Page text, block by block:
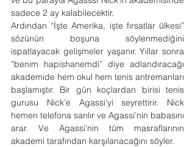
sadece 2 ay kalabilecektir.
Ardından “İşte Amerika, işte fırsatlar ülkesi”
sözünün boşuna söylenmediğini
ispatlayacak gelişmeler yaşanır. Yıllar sonra
“benim hapishanemdi” diye adlandıracağı
akademide hem okul hem tenis antremanları
başlamıştır. Bir gün koçlardan birisi tenis
gurusu Nick’e Agassi’yi seyrettirir. Nick
hemen telefona sarılır ve Agassi’nin babasını
arar. Ve Agassi’nin tüm masraflarının
akademi tarafından karşılanacağını söyler.